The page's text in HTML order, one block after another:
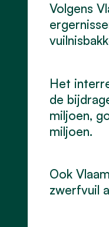
Volgens
Het
de
miljoen,
miljoen.
Ook
zwerfvuil